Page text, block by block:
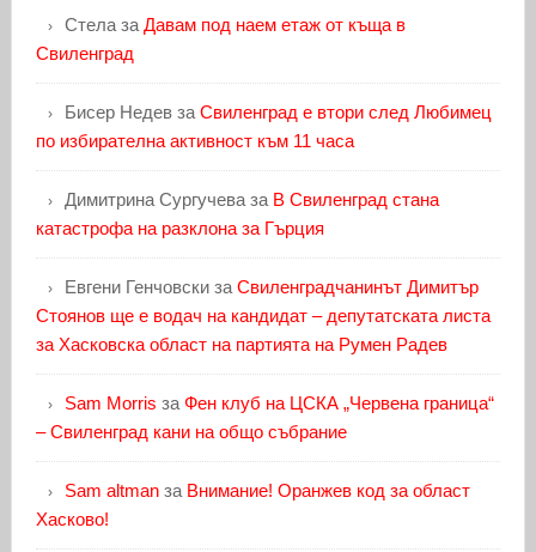
Стелаза Давам под наем етаж от къща в
Свиленград
Бисер Недевза Свиленград е втори след Любимец
по избирателна активност към 11 часа
Димитрина Сургучеваза В Свиленград стана
катастрофа на разклона за Гърция
Евгени Генчовскиза Свиленградчанинът Димитър
Стоянов ще е водач на кандидат – депутатската листа
за Хасковска област на партията на Румен Радев
Sam Morris за Фен клуб на ЦСКА „Червена граница“
– Свиленград кани на общо събрание
Sam altmanза Внимание! Оранжев код за област
Хасково!